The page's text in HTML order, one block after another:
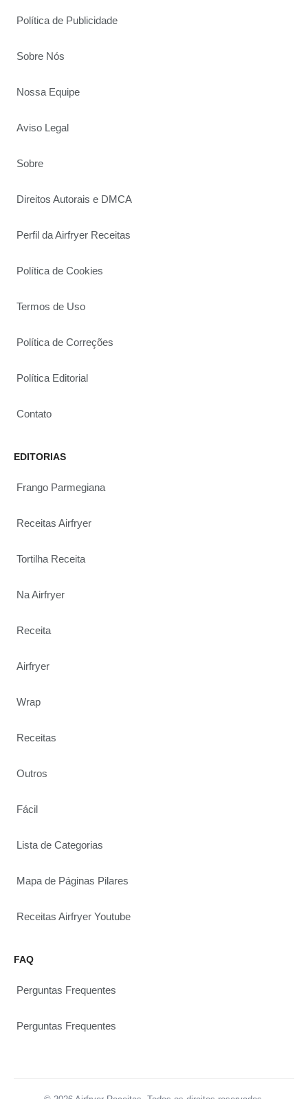
Política de Publicidade
Sobre Nós
Nossa Equipe
Aviso Legal
Sobre
Direitos Autorais e DMCA
Perfil da Airfryer Receitas
Política de Cookies
Termos de Uso
Política de Correções
Política Editorial
Contato
EDITORIAS
Frango Parmegiana
Receitas Airfryer
Tortilha Receita
Na Airfryer
Receita
Airfryer
Wrap
Receitas
Outros
Fácil
Lista de Categorias
Mapa de Páginas Pilares
Receitas Airfryer Youtube
FAQ
Perguntas Frequentes
Perguntas Frequentes